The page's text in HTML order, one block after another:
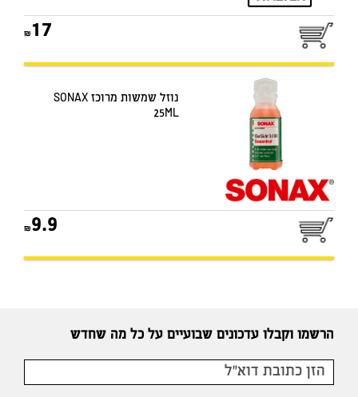
17
נוזל שמשות מרוכז SONAX
25ML
9.9
הרשמו וקבלו עדכונים שבועיים על כל מה שחדש